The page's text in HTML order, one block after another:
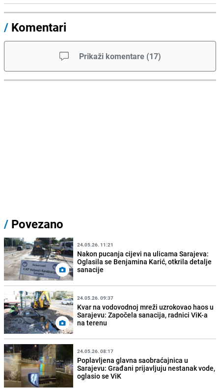
/ Komentari
Prikaži komentare (17)
/ Povezano
24.05.26. 11:21
Nakon pucanja cijevi na ulicama Sarajeva:
Oglasila se Benjamina Karić, otkrila detalje
sanacije
24.05.26. 09:37
Kvar na vodovodnoj mreži uzrokovao haos u
Sarajevu: Započela sanacija, radnici ViK-a
na terenu
24.05.26. 08:17
Poplavljena glavna saobraćajnica u
Sarajevu: Građani prijavljuju nestanak vode,
oglasio se ViK